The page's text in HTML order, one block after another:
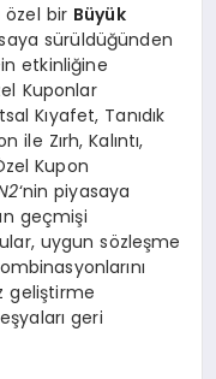
bir Büyük
sürüldüğünden
etkinliğine
Kuponlar
Kıyafet, Tanıdık
ile Zırh, Kalıntı,
Kupon
‘nin piyasaya
geçmişi
uygun sözleşme
geliştirme
geri